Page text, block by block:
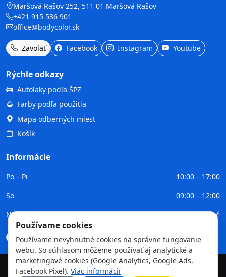
Maršová Rašov 252, 511 01 Maršová Rašov
+421 915 536 901
office@bodycolor.sk
Zavolať Facebook Instagram Youtube
Rýchle odkazy
Autolaky podľa ŠPZ
Farby podľa použitia
Mapa odberných miest
Košík
Informácie
Po – Pi
10:00 – 17:00
So
09:00 – 12:00
Ne
Zatvorené
Doprava Platba Obchodné podmienky GDPR
©2026TvojaFarba.sk • Všetky práva vyhradené
Používame cookies
Používame nevyhnutné cookies na správne fungovanie
webu. So súhlasom môžeme používať aj analytické a
marketingové cookies (Google Analytics, Google Ads,
Facebook Pixel). Viac informácií